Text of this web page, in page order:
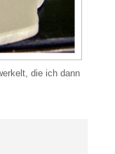
die ich dann